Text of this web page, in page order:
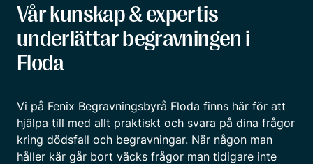
Vår kunskap & expertis
underlättar begravningen i
Floda
Vi på Fenix Begravningsbyrå Floda finns här för att
hjälpa till med allt praktiskt och svara på dina frågor
kring dödsfall och begravningar. När någon man
håller kär går bort väcks frågor man tidigare inte